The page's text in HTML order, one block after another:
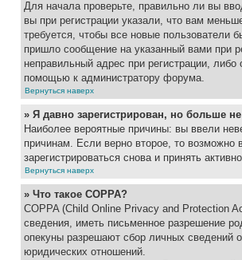
Для начала проверьте, правильно ли вы
вы при регистрации указали, что вам
требуется, чтобы все новые пользователи
пришло сообщение на указанный вами при
неправильный адрес при регистрации,
помощью к администратору форума.
Вернуться наверх
» Я давно зарегистрирован, но больше
Наиболее вероятные причины: вы ввели
причинам. Если верно второе, то
зарегистрироваться снова и принять
Вернуться наверх
» Что такое COPPA?
COPPA (Child Online Privacy and Protection
сведения, иметь письменное разрешение
опекуны разрешают сбор личных сведений
юридических отношений.